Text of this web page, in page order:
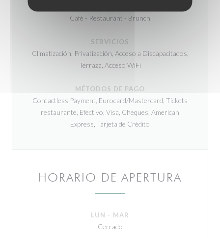
Café - Restaurant - Brunch
SERVICIOS
Climatización, Privatización, Acceso a Discapacitados,
Terraza, Acceso WiFi
MÉTODOS DE PAGO
Contactless Payment, Eurocard/Mastercard, Tickets
restaurante, Efectivo, Visa, Cheques, American
Express, Tarjeta de Crédito
HORARIO DE APERTURA
LUN - MAR
Cerrado